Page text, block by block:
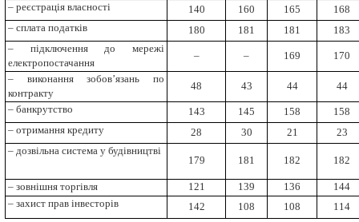
– реєстрація власності
140 160 165
168
– сплата податків
180 181 181
183
– підключення до мережі
електропостачання
– – 169
170
– виконання зобов’язань по
контракту
48 43 44
44
– банкрутство
143 145 158
158
– отримання кредиту
28 30 21
23
– дозвільна система у будівництві
179
181 182 182
– зовнішня торгівля 121 139 136
144
– захист прав інвесторів
142 108 108 114